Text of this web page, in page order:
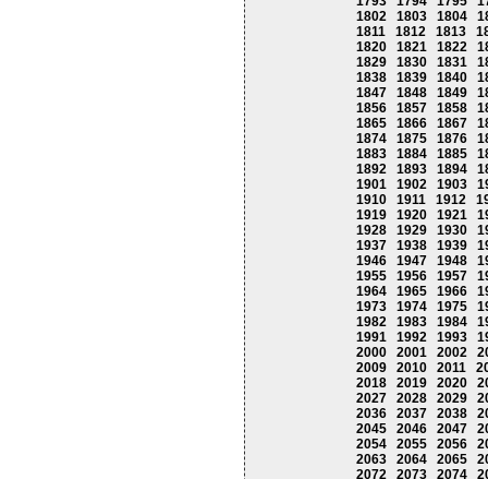
1802
1803 1804
1811
1812 1813
1820
1821 1822
1829
1830 1831
1838
1839 1840
1847
1848 1849
1856
1857 1858
1865
1866 1867
1874
1875 1876
1883
1884 1885
1892
1893 1894
1901
1902 1903
1910
1911 1912
1919
1920 1921
1928
1929 1930
1937
1938 1939
1946
1947 1948
1955
1956 1957
1964
1965 1966
1973
1974 1975
1982
1983 1984
1991
1992 1993
2000
2001 2002
2009
2010 2011
2018
2019 2020
2027
2028 2029
2036
2037 2038
2045
2046 2047
2054
2055 2056
2063
2064 2065
2072
2073 2074